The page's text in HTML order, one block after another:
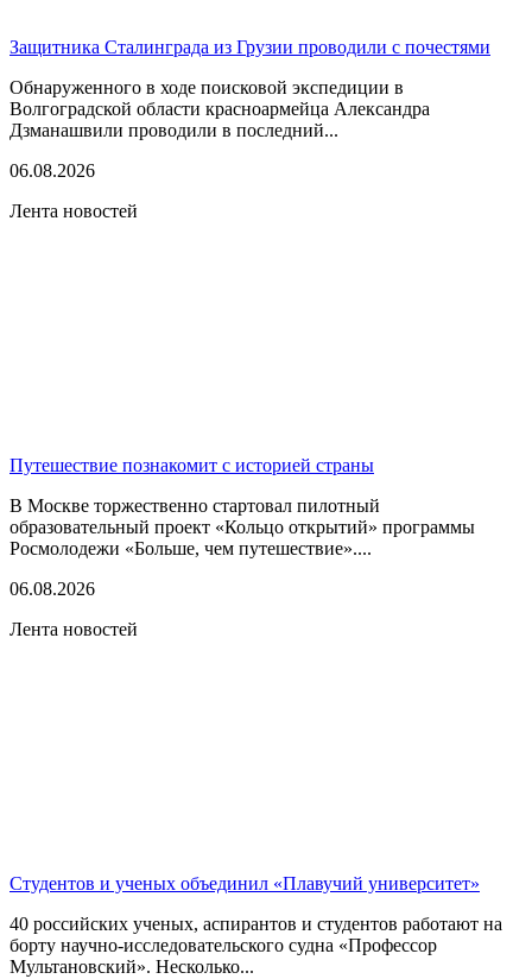
Защитника Сталинграда из Грузии проводили с почестями
Обнаруженного в ходе поисковой экспедиции в
Волгоградской области красноармейца Александра
Дзманашвили проводили в последний...
06.08.2026
Лента новостей
Путешествие познакомит с историей страны
В Москве торжественно стартовал пилотный
образовательный проект «Кольцо открытий» программы
Росмолодежи «Больше, чем путешествие»....
06.08.2026
Лента новостей
Студентов и ученых объединил «Плавучий университет»
40 российских ученых, аспирантов и студентов работают на
борту научно-исследовательского судна «Профессор
Мультановский». Несколько...